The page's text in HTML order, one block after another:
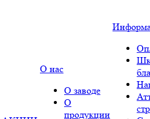
О нас
О заводе
О
продукции